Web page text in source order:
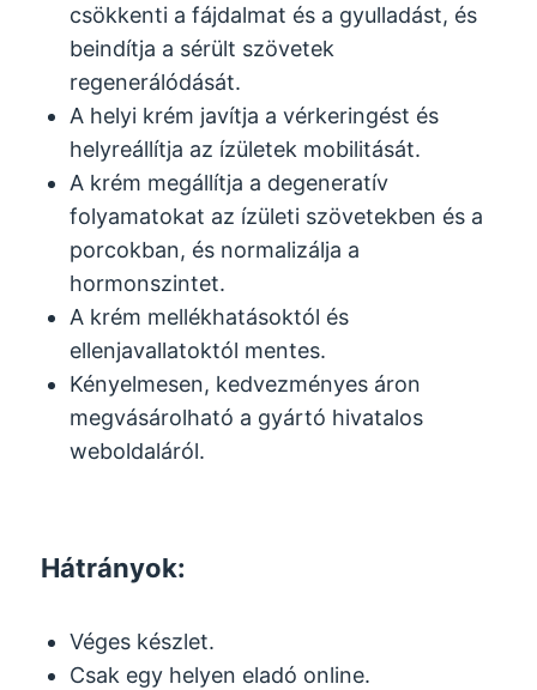
csökkenti a fájdalmat és a gyulladást, és
beindítja a sérült szövetek
regenerálódását.
A helyi krém javítja a vérkeringést és
helyreállítja az ízületek mobilitását.
A krém megállítja a degeneratív
folyamatokat az ízületi szövetekben és a
porcokban, és normalizálja a
hormonszintet.
A krém mellékhatásoktól és
ellenjavallatoktól mentes.
Kényelmesen, kedvezményes áron
megvásárolható a gyártó hivatalos
weboldaláról.
Hátrányok:
Véges készlet.
Csak egy helyen eladó online.